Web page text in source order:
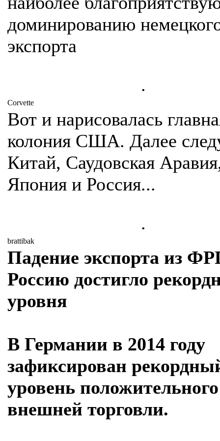
доминированию
экспорта
.
Corvette
Вот и нарисовалась
колония США. Далее
Китай, Саудовская
Япония и Россия...
.
brattibak
Падение экспорта из
Россию достигло
уровня
В Германии в 2014 году
зафиксирован
уровень
внешней торговли.